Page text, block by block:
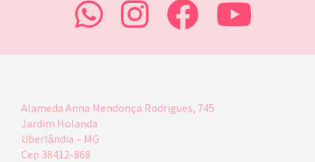
Alameda Anna Mendonça Rodrigues, 745
Jardim Holanda
Uberlândia – MG
Cep 38412-868